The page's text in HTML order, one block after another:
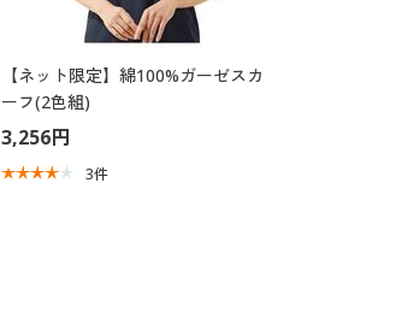
【ネット限定】綿100%ガーゼスカ
ーフ(2色組)
3,256円
3件